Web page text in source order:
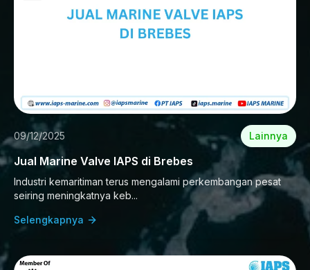
09/12/2025 Lainnya
Jual Marine Valve IAPS di Brebes
Industri kemaritiman terus mengalami perkembangan pesat
seiring meningkatnya keb...
Selengkapnya